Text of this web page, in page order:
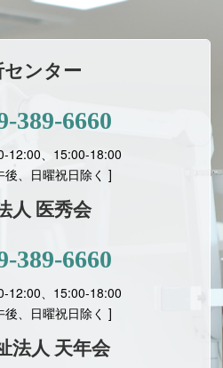
センター
389-6660
12:00、15:00-18:00
後、日曜祝日除く ]
人 医秀会
389-6660
12:00、15:00-18:00
後、日曜祝日除く ]
法人 天年会